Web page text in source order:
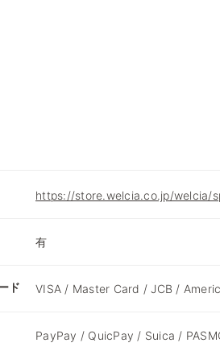
https://store.welcia.co.jp/welcia/
有
ド VISA / Master Card / JCB /
PayPay / QuicPay / Suica /